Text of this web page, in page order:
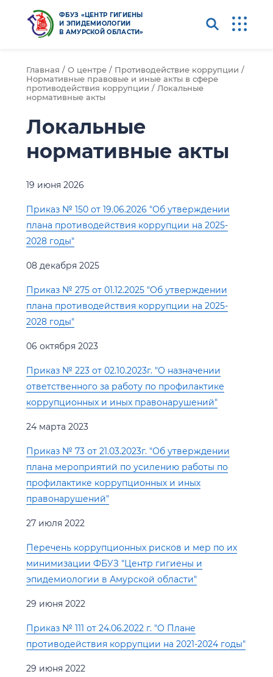
ФБУЗ «ЦЕНТР ГИГИЕНЫ
И ЭПИДЕМИОЛОГИИ
В АМУРСКОЙ ОБЛАСТИ»
Главная / О центре / Противодействие коррупции /
Нормативные правовые и иные акты в сфере
противодействия коррупции / Локальные
нормативные акты
Локальные
нормативные акты
19 июня 2026
Приказ № 150 от 19.06.2026 "Об утверждении
плана противодействия коррупции на 2025-
2028 годы"
08 декабря 2025
Приказ № 275 от 01.12.2025 "Об утверждении
плана противодействия коррупции на 2025-
2028 годы"
06 октября 2023
Приказ № 223 от 02.10.2023г. "О назначении
ответственного за работу по профилактике
коррупционных и иных правонарушений"
24 марта 2023
Приказ № 73 от 21.03.2023г. "Об утверждении
плана мероприятий по усилению работы по
профилактике коррупционных и иных
правонарушений"
27 июля 2022
Перечень коррупционных рисков и мер по их
минимизации ФБУЗ "Центр гигиены и
эпидемиологии в Амурской области"
29 июня 2022
Приказ № 111 от 24.06.2022 г. "О Плане
противодействия коррупции на 2021-2024 годы"
29 июня 2022